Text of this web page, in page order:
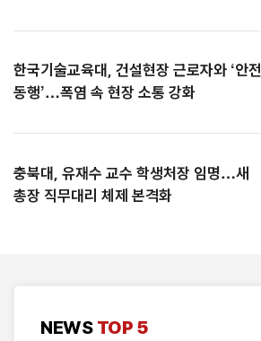
한국기술교육대, 건설현장 근로자와 ‘안전
동행’…폭염 속 현장 소통 강화
충북대, 유재수 교수 학생처장 임명…새
총장 직무대리 체제 본격화
NEWS TOP 5